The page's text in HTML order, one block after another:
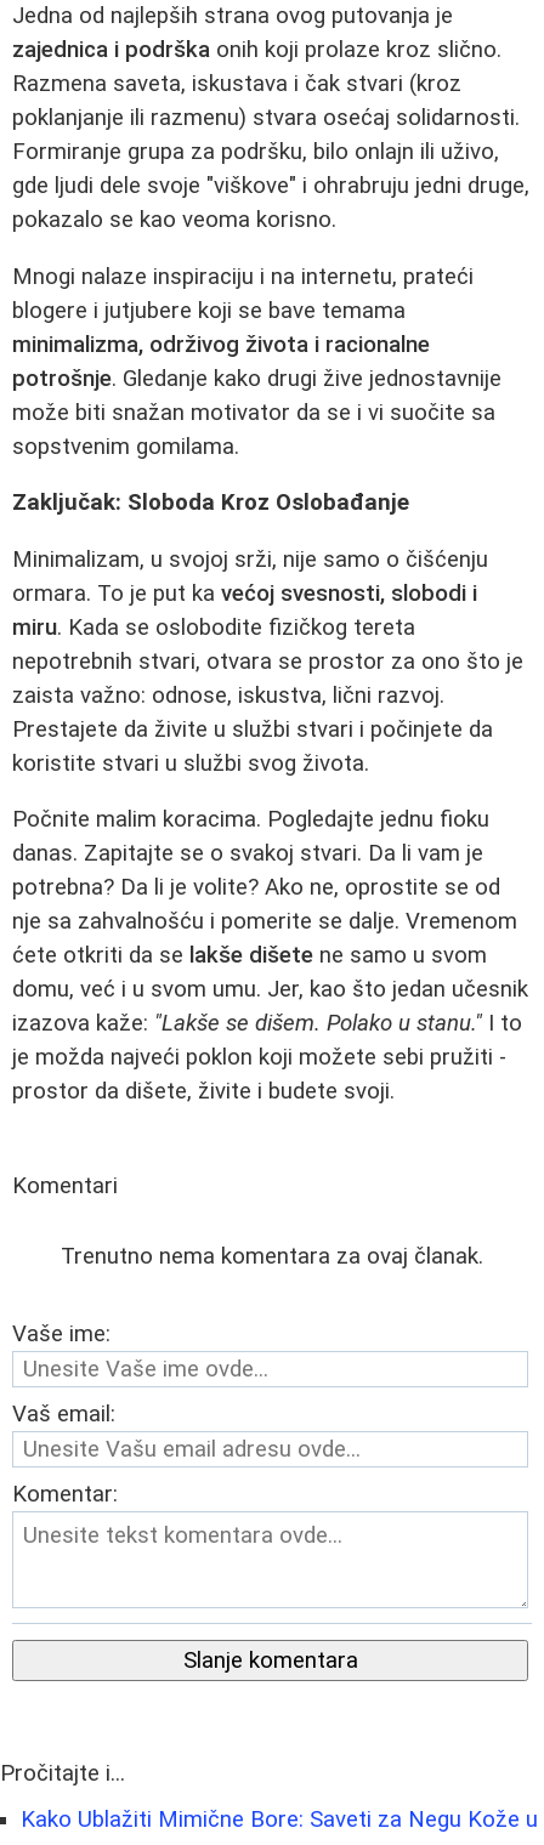
Jedna od najlepših strana ovog putovanja je
zajednica i podrška onih koji prolaze kroz slično.
Razmena saveta, iskustava i čak stvari (kroz
poklanjanje ili razmenu) stvara osećaj solidarnosti.
Formiranje grupa za podršku, bilo onlajn ili uživo,
gde ljudi dele svoje "viškove" i ohrabruju jedni druge,
pokazalo se kao veoma korisno.
Mnogi nalaze inspiraciju i na internetu, prateći
blogere i jutjubere koji se bave temama
minimalizma, održivog života i racionalne
potrošnje. Gledanje kako drugi žive jednostavnije
može biti snažan motivator da se i vi suočite sa
sopstvenim gomilama.
Zaključak: Sloboda Kroz Oslobađanje
Minimalizam, u svojoj srži, nije samo o čišćenju
ormara. To je put ka većoj svesnosti, slobodi i
miru. Kada se oslobodite fizičkog tereta
nepotrebnih stvari, otvara se prostor za ono što je
zaista važno: odnose, iskustva, lični razvoj.
Prestajete da živite u službi stvari i počinjete da
koristite stvari u službi svog života.
Počnite malim koracima. Pogledajte jednu fioku
danas. Zapitajte se o svakoj stvari. Da li vam je
potrebna? Da li je volite? Ako ne, oprostite se od
nje sa zahvalnošću i pomerite se dalje. Vremenom
ćete otkriti da se lakše dišete ne samo u svom
domu, već i u svom umu. Jer, kao što jedan učesnik
izazova kaže: "Lakše se dišem. Polako u stanu." I to
je možda najveći poklon koji možete sebi pružiti -
prostor da dišete, živite i budete svoji.
Komentari
Trenutno nema komentara za ovaj članak.
Vaše ime:
Vaš email:
Komentar:
Slanje komentara
Pročitajte i...
Kako Ublažiti Mimične Bore: Saveti za Negu Kože u